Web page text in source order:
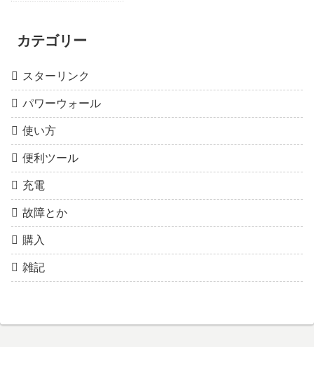
カテゴリー
スターリンク
パワーウォール
使い方
便利ツール
充電
故障とか
購入
雑記